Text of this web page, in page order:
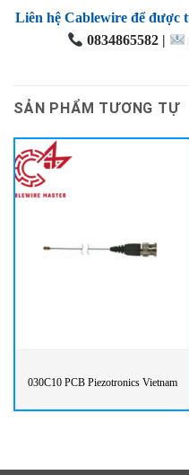
Liên hệ Cablewire để được
0834865582 |
SẢN PHẨM TƯƠNG TỰ
030C10 PCB Piezotronics Vietnam